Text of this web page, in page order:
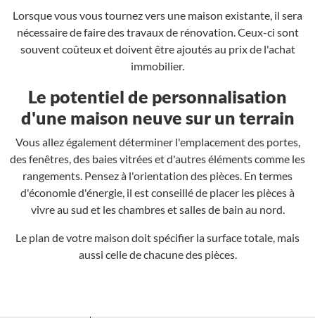
Lorsque vous vous tournez vers une maison existante, il sera
nécessaire de faire des travaux de rénovation. Ceux-ci sont
souvent coûteux et doivent être ajoutés au prix de l'achat
immobilier.
Le potentiel de personnalisation
d'une maison neuve sur un terrain
Vous allez également déterminer l'emplacement des portes,
des fenêtres, des baies vitrées et d'autres éléments comme les
rangements. Pensez à l'orientation des pièces. En termes
d'économie d'énergie, il est conseillé de placer les pièces à
vivre au sud et les chambres et salles de bain au nord.
Le plan de votre maison doit spécifier la surface totale, mais
aussi celle de chacune des pièces.